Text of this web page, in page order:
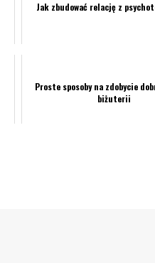
Jak zbudować relację z
Proste sposoby na zdobycie
biżuterii